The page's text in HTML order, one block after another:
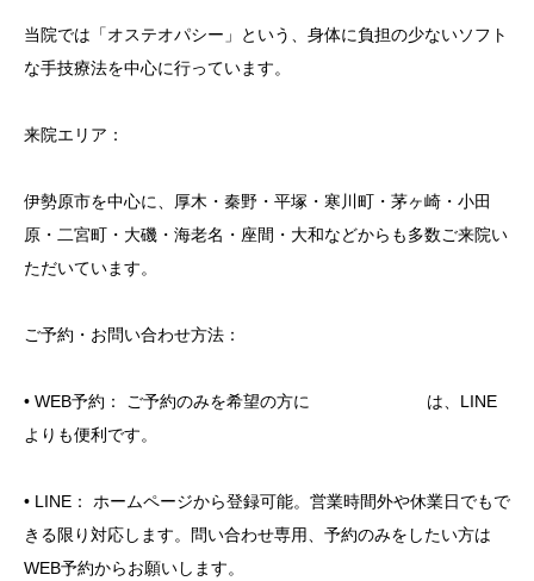
当院では「オステオパシー」という、身体に負担の少ないソフト
な手技療法を中心に行っています。
来院エリア：
伊勢原市を中心に、厚木・秦野・平塚・寒川町・茅ヶ崎・小田
原・二宮町・大磯・海老名・座間・大和などからも多数ご来院い
ただいています。
ご予約・お問い合わせ方法：
• WEB予約： ご予約のみを希望の方に は、LINE
よりも便利です。
• LINE： ホームページから登録可能。営業時間外や休業日でもで
きる限り対応します。問い合わせ専用、予約のみをしたい方は
WEB予約からお願いします。